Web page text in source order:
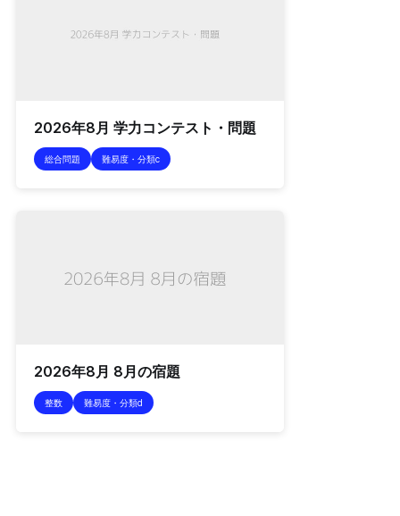
2026年8月 学力コンテスト・問題
総合問題 難易度・分類c
2026年8月 8月の宿題
整数 難易度・分類d